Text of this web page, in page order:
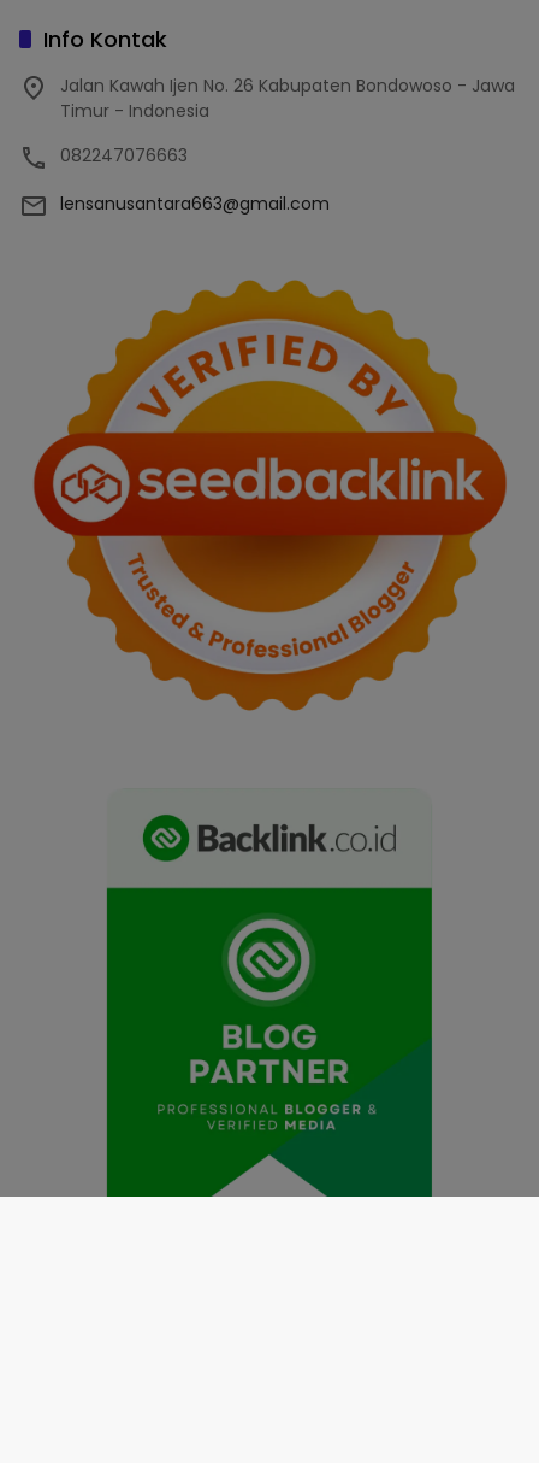
Info Kontak
Jalan Kawah Ijen No. 26 Kabupaten Bondowoso - Jawa
Timur - Indonesia
082247076663
lensanusantara663@gmail.com